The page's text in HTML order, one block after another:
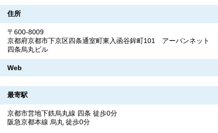
住所
〒600-8009
京都府京都市下京区四条通室町東入函谷鉾町101 アーバンネット
四条烏丸ビル
Web
最寄駅
京都市営地下鉄烏丸線 四条 徒歩0分
阪急京都本線 烏丸 徒歩0分